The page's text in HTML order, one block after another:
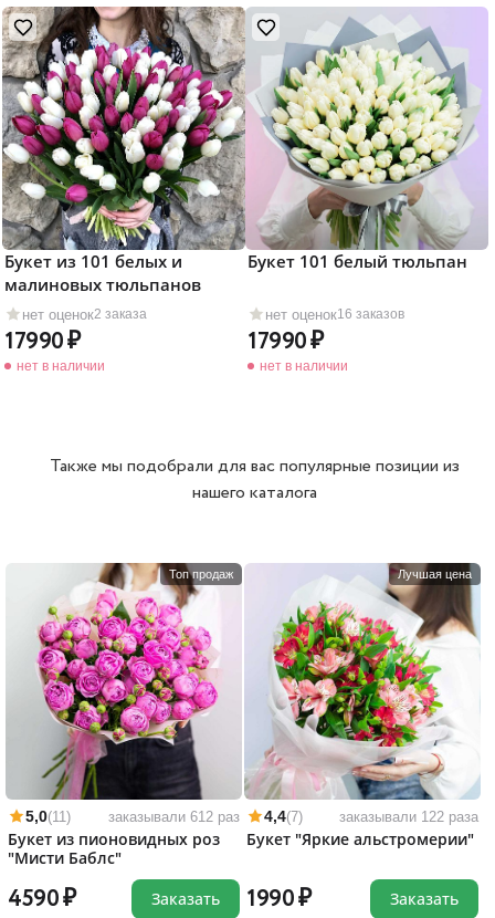
нет оценок2 заказа
Букет из 101 белых и
малиновых тюльпанов
17990
нет в наличии
нет оценок16 заказов
Букет 101 белый тюльпан
17990
нет в наличии
Также мы подобрали для вас популярные позиции из
нашего каталога
Топ продаж
5,0(11) заказывали 612 раз
Букет из пионовидных роз
"Мисти Баблс"
4590 Заказать
Лучшая цена
4,4(7) заказывали 122 раза
Букет "Яркие альстромерии"
1990 Заказать